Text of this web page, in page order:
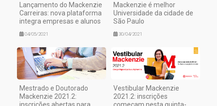
Lançamento do Mackenzie
Carreiras: nova plataforma
integra empresas e alunos
04/05/2021
Mackenzie é melhor
Universidade da cidade de
São Paulo
30/04/2021
Mestrado e Doutorado
Mackenzie 2021.2:
inscrições abertas para
Vestibular Mackenzie
2021.2: inscrições
começam nesta quinta-